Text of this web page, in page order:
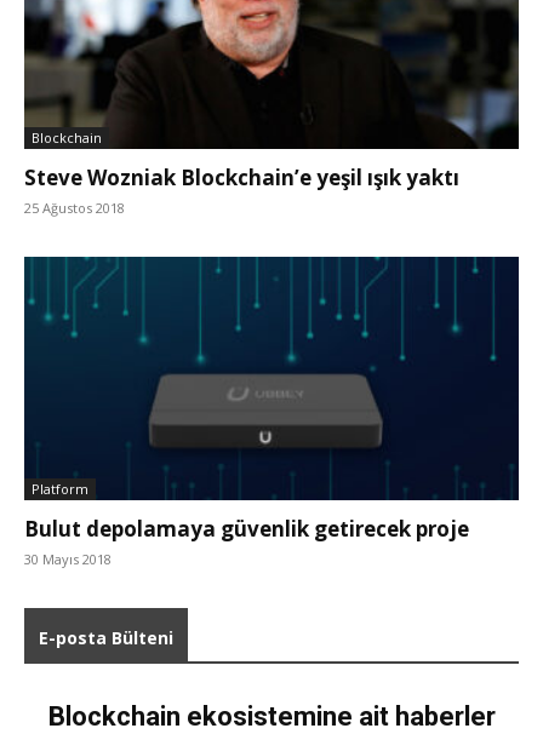
Blockchain
Steve Wozniak Blockchain’e yeşil ışık yaktı
25 Ağustos 2018
Platform
Bulut depolamaya güvenlik getirecek proje
30 Mayıs 2018
E-posta Bülteni
Blockchain ekosistemine ait haberler